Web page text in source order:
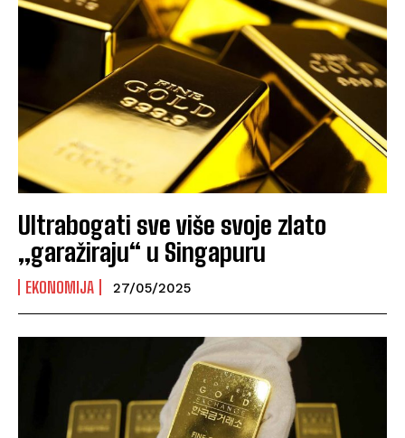
Ultrabogati sve više svoje zlato
„garažiraju“ u Singapuru
EKONOMIJA 27/05/2025